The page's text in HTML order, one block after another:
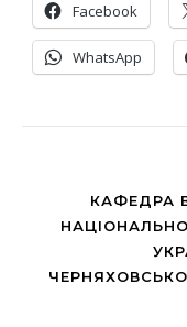
Facebook
WhatsApp
КАФЕДРА